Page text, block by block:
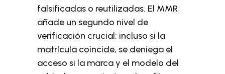
falsificadas o reutilizadas. El MMR
añade un segundo nivel de
verificación crucial: incluso si la
matrícula coincide, se deniega el
acceso si la marca y el modelo del